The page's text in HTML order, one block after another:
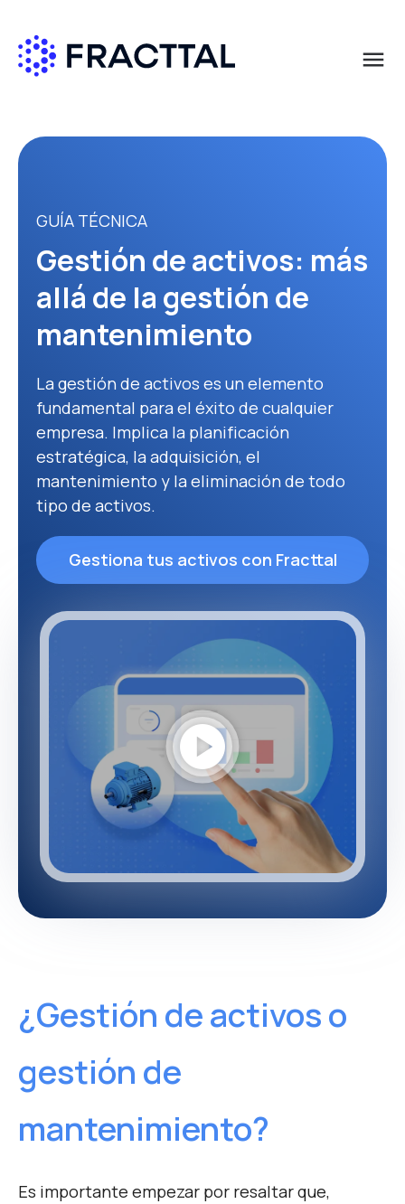
menu
GUÍA TÉCNICA
Gestión de activos: más
allá de la gestión de
mantenimiento
La gestión de activos es un elemento
fundamental para el éxito de cualquier
empresa. Implica la planificación
estratégica, la adquisición, el
mantenimiento y la eliminación de todo
tipo de activos.
Gestiona tus activos con Fracttal
play_circle
¿Gestión de activos o
gestión de
mantenimiento?
Es importante empezar por resaltar que,